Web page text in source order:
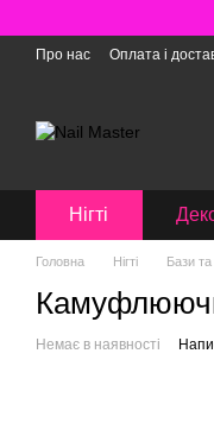
Про нас Оплата і
Нігті
Головна Нігті Бази
Немає в наявності